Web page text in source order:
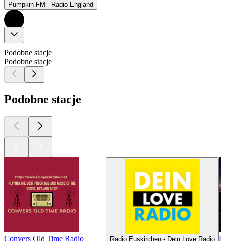
Pumpkin FM - Radio England
Podobne stacje
Podobne stacje
Podobne stacje
Conyers Old Time Radio
Radio Euskirchen - Dein Love Radio